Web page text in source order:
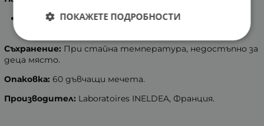
За деца над 3 години- приемайте по 2 мечета
Съхранение: При стайна температура, недостъпно за
деца място.
Опаковка: 60 дъвчащи мечета.
Производител: Laboratoires INELDEA, Франция.
ПОКАЖЕТЕ ПОДРОБНОСТИ